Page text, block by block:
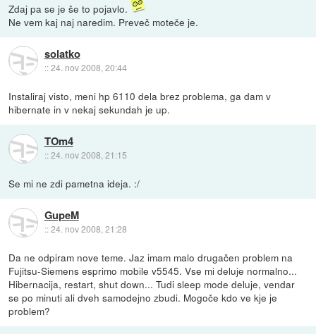
Zdaj pa se je še to pojavlo.
Ne vem kaj naj naredim. Preveč moteče je.
solatko
::24. nov 2008, 20:44
Instaliraj visto, meni hp 6110 dela brez problema, ga dam v
hibernate in v nekaj sekundah je up.
TOm4
::24. nov 2008, 21:15
Se mi ne zdi pametna ideja. :/
GupeM
::24. nov 2008, 21:28
Da ne odpiram nove teme. Jaz imam malo drugačen problem na
Fujitsu-Siemens esprimo mobile v5545. Vse mi deluje normalno...
Hibernacija, restart, shut down... Tudi sleep mode deluje, vendar
se po minuti ali dveh samodejno zbudi. Mogoče kdo ve kje je
problem?